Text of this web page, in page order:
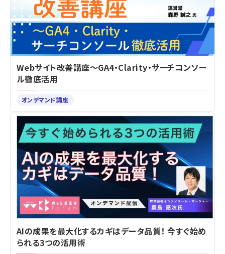
Webサイト改善講座～GA4・Clarity・サーチコンソー
ル徹底活用
オンデマンド講座
AIの成果を最大化するカギはデータ品質！ 今すぐ始め
られる3つの活用術